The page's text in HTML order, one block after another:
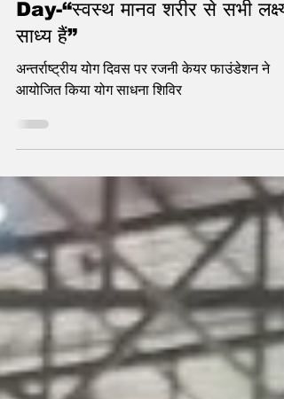
Foundation on Yoga
Day-“स्वस्थ मानव शरीर से सभी लक्ष्य
साध्य हैं”
आयोजित किया योग साधना शिविर